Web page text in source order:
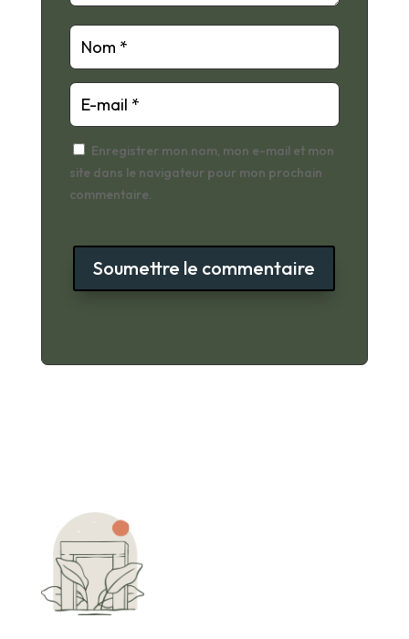
Enregistrer mon nom, mon e-mail et mon
site dans le navigateur pour mon prochain
commentaire.
Soumettre le commentaire